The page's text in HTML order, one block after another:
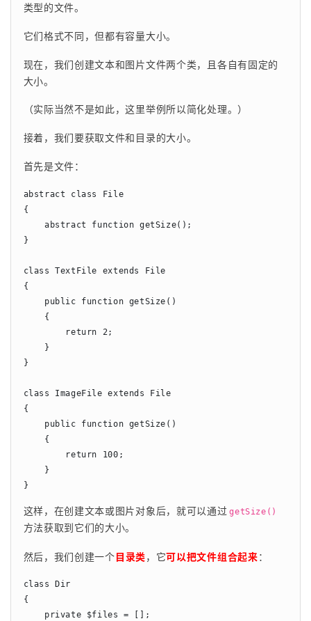
类型的文件。
它们格式不同，但都有容量大小。
现在，我们创建文本和图片文件两个类，且各自有固定的
大小。
（实际当然不是如此，这里举例所以简化处理。）
接着，我们要获取文件和目录的大小。
首先是文件：
abstract class File
{
    abstract function getSize();
}
class TextFile extends File
{
    public function getSize()
    {
        return 2;
    }
}
class ImageFile extends File
{
    public function getSize()
    {
        return 100;
    }
}
这样，在创建文本或图片对象后，就可以通过 getSize()
方法获取到它们的大小。
然后，我们创建一个目录类，它可以把文件组合起来：
class Dir
{
    private $files = [];